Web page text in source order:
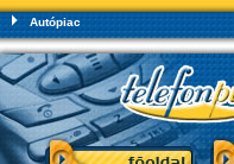
Autópiac